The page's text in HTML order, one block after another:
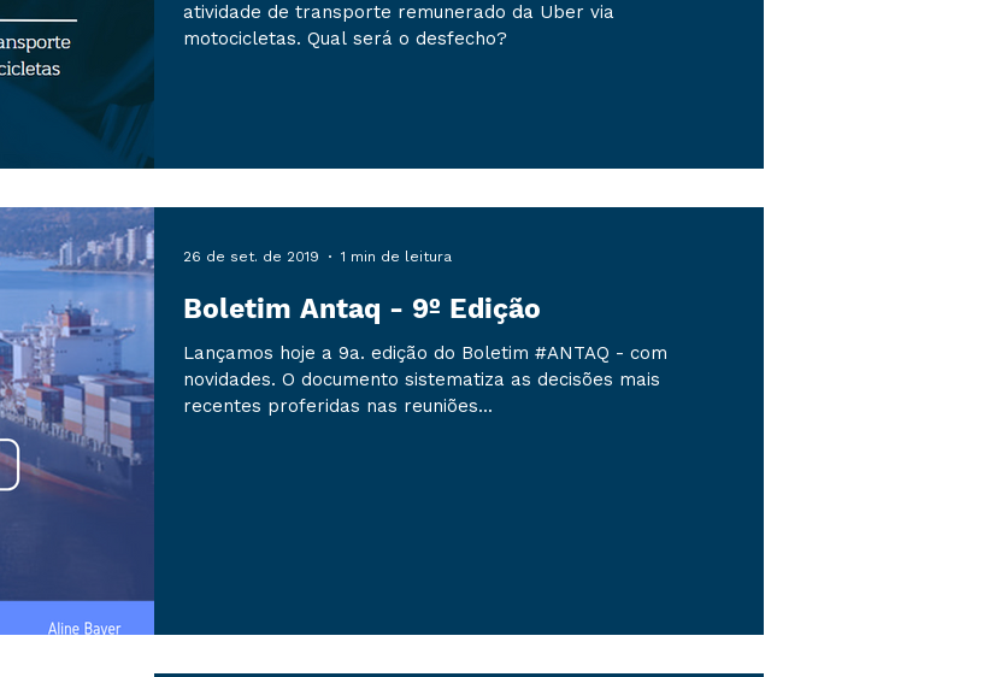
atividade de transporte remunerado da Uber via
motocicletas. Qual será o desfecho?
Boletim Antaq - 9º Edição
Lançamos hoje a 9a. edição do Boletim #ANTAQ - com
novidades. O documento sistematiza as decisões mais
recentes proferidas nas reuniões...
26 de set. de 2019 1 min de leitura